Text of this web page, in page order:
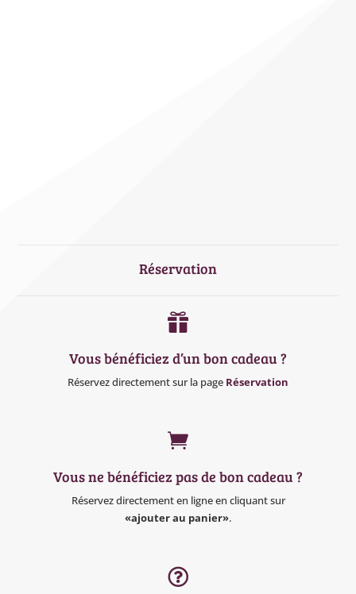
Réservation

Vous bénéficiez d’un bon cadeau ?
Réservez directement sur la page Réservation

Vous ne bénéficiez pas de bon cadeau ?
Réservez directement en ligne en cliquant sur
«ajouter au panier».
